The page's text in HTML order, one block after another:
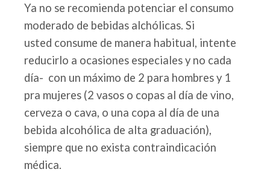
Ya no se recomienda potenciar el consumo
moderado de bebidas alchólicas. Si
usted consume de manera habitual, intente
reducirlo a ocasiones especiales y no cada
día- con un máximo de 2 para hombres y 1
pra mujeres (2 vasos o copas al día de vino,
cerveza o cava, o una copa al día de una
bebida alcohólica de alta graduación),
siempre que no exista contraindicación
médica.